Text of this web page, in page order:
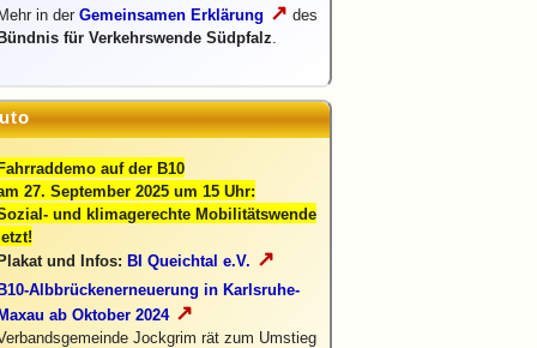
in der Gemeinsamen Erklärung ↗ des
für Verkehrswende Südpfalz.
auf der B10
27. September 2025 um 15 Uhr:
und klimagerechte Mobilitätswende
und Infos: BI Queichtal e.V. ↗
Albbrückenerneuerung in Karlsruhe-
ab Oktober 2024↗
Jockgrim rät zum Umstieg